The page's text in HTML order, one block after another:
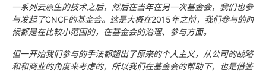
一系列云原生的技术之后，然后在当年在另一次基金会，我们也参
与发起了CNCF的基金会。这是大概在2015年之前，我们参与的时
候都是在比较小范围的，在基金会的治理、参与方面。
但一开始我们参与的手法都超出了原来的个人主义，从公司的战略
和和商业的角度来考虑的，所以我们在基金会的帮助下，也是借鉴